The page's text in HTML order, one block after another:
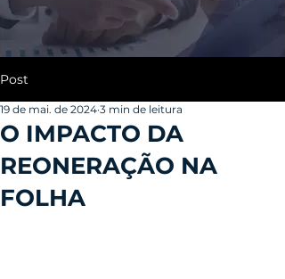
Post
O IMPACTO DA
REONERAÇÃO NA
FOLHA
19 de mai. de 2024 3 min de leitura